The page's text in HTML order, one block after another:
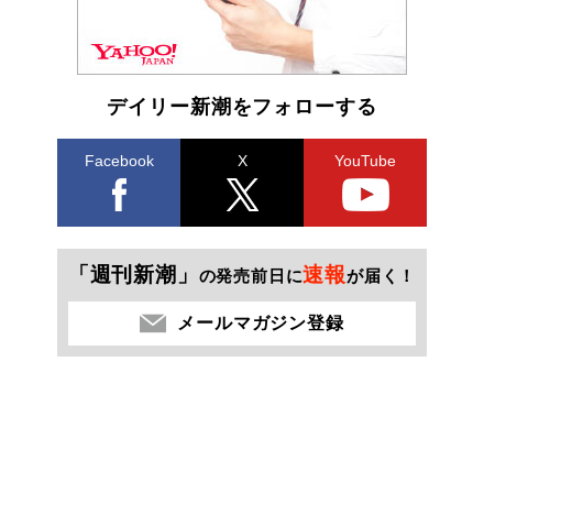
デイリー新潮をフォローする
Facebook X YouTube
「週刊新潮」 の発売前日に速報が届く！
メールマガジン登録